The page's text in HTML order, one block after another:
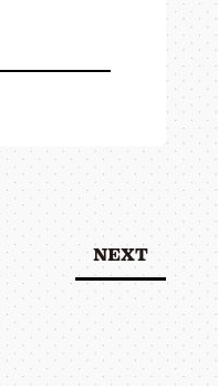
NEXT